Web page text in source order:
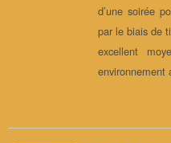
d’une soirée
par le biais de
excellent
environnement